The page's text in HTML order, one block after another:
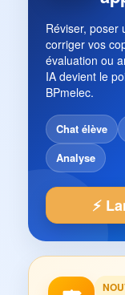
Réviser, poser
corriger vos
évaluation ou
IA devient le
BPmelec.
Chat élève
Analyse
⚡